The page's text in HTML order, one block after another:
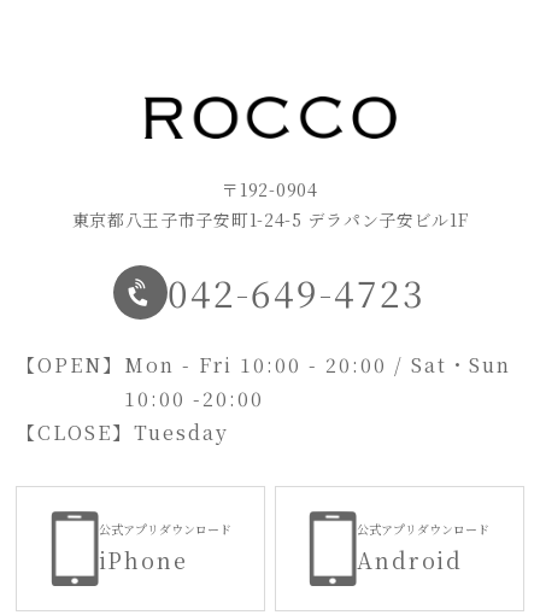
〒192-0904
東京都八王子市子安町1-24-5 デラパン子安ビル1F
042-649-4723
【OPEN】 Mon - Fri 10:00 - 20:00 / Sat・Sun
10:00 -20:00
【CLOSE】Tuesday
公式アプリダウンロード
iPhone
公式アプリダウンロード
Android